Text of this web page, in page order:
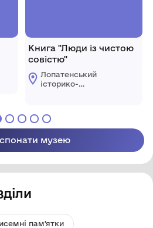
Книга "Люди із чистою
совістю"
Лопатенський
історико-
музею
пам'ятки